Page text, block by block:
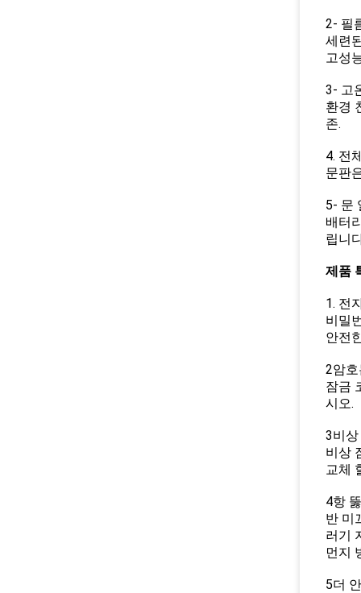
2- 필
세련
고성
3- 고
환경
존.
4. 전
문판
5- 문
배터
립니
제품
1. 전
비밀
안전
2암
잠금
시오.
3비
비상
교체
4항
반 미
러기
먼지
5더